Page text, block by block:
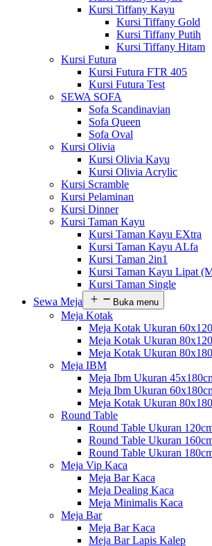
Kursi Tiffany Kayu
Kursi Tiffany Gold
Kursi Tiffany Putih
Kursi Tiffany Hitam
Kursi Futura
Kursi Futura FTR 405
Kursi Futura Test
SEWA SOFA
Sofa Scandinavian
Sofa Queen
Sofa Oval
Kursi Olivia
Kursi Olivia Kayu
Kursi Olivia Acrylic
Kursi Scramble
Kursi Pelaminan
Kursi Dinner
Kursi Taman Kayu
Kursi Taman Kayu EXtra
Kursi Taman Kayu ALfa
Kursi Taman 2in1
Kursi Taman Kayu Lipat
Kursi Taman Single
Sewa Meja
Buka menu
Meja Kotak
Meja Kotak Ukuran
Meja Kotak Ukuran
Meja Kotak Ukuran
Meja IBM
Meja Ibm Ukuran
Meja Ibm Ukuran
Meja Kotak Ukuran
Round Table
Round Table Ukuran
Round Table Ukuran
Round Table Ukuran
Meja Vip Kaca
Meja Bar Kaca
Meja Dealing Kaca
Meja Minimalis Kaca
Meja Bar
Meja Bar Kaca
Meja Bar Lapis Kalep